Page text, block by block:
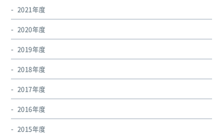
2021年度
2020年度
2019年度
2018年度
2017年度
2016年度
2015年度